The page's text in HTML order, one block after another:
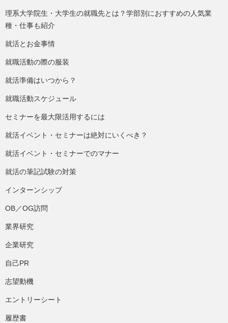
理系大学院生・大学生の就職先とは？学部別におすすめの人気業
種・仕事も紹介
就活とお金事情
就職活動の際の服装
就活準備はいつから？
就職活動スケジュール
セミナーを最大限活用するには
就活イベント・セミナーは絶対にいくべき？
就活イベント・セミナーでのマナー
就活の筆記試験の対策
インターンシップ
OB／OG訪問
業界研究
企業研究
自己PR
志望動機
エントリーシート
履歴書